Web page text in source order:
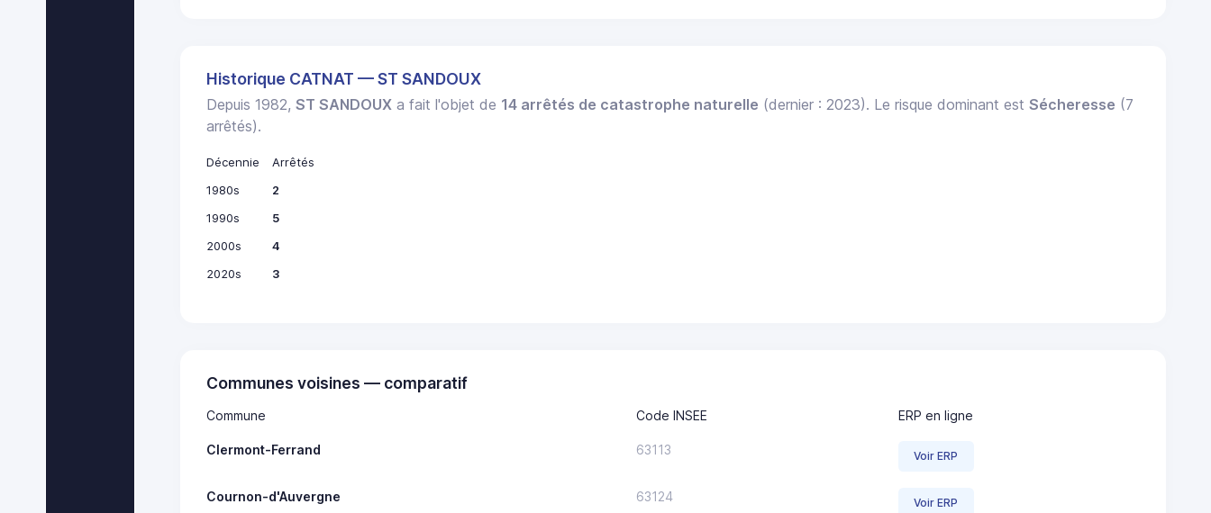
Historique CATNAT — ST SANDOUX
Depuis 1982,ST SANDOUX a fait l'objet de 14 arrêtés de catastrophe naturelle (dernier : 2023). Le risque dominant estSécheresse (7
arrêtés).
Décennie
Arrêtés
1980s
2
1990s
5
2000s
4
2020s
3
Communes voisines — comparatif
Commune Code INSEE ERP en ligne
Clermont-Ferrand 63113 Voir ERP
Cournon-d'Auvergne 63124 Voir ERP